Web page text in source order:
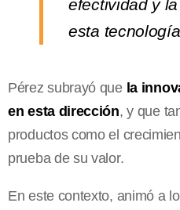
efectividad y
esta
Pérez subrayó que la
en esta dirección, y que
productos como el
prueba de su valor.
En este contexto, animó a